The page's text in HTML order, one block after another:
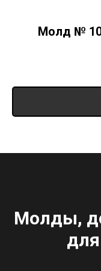
Молд №
Молды,